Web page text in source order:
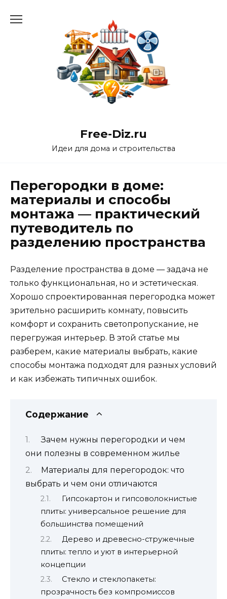
Free-Diz.ru
Идеи для дома и строительства
Перегородки в доме:
материалы и способы
монтажа — практический
путеводитель по
разделению пространства
Разделение пространства в доме — задача не
только функциональная, но и эстетическая.
Хорошо спроектированная перегородка может
зрительно расширить комнату, повысить
комфорт и сохранить светопропускание, не
перегружая интерьер. В этой статье мы
разберем, какие материалы выбрать, какие
способы монтажа подходят для разных условий
и как избежать типичных ошибок.
Содержание
Зачем нужны перегородки и чем
они полезны в современном жилье
Материалы для перегородок: что
выбрать и чем они отличаются
Гипсокартон и гипсоволокнистые
плиты: универсальное решение для
большинства помещений
Дерево и древесно-стружечные
плиты: тепло и уют в интерьерной
концепции
Стекло и стеклопакеты:
прозрачность без компромиссов